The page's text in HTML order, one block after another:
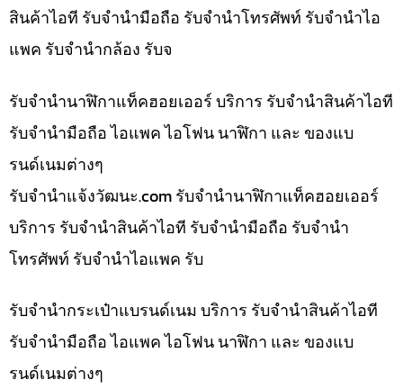
สินค้าไอที รับจำนำมือถือ รับจำนำโทรศัพท์ รับจำนำไอ
แพค รับจำนำกล้อง รับจ
รับจำนำนาฬิกาแท็คฮอยเออร์ บริการ รับจำนำสินค้าไอที
รับจำนำมือถือ ไอแพค ไอโฟน นาฬิกา และ ของแบ
รนด์เนมต่างๆ
รับจํานําแจ้งวัฒนะ.com รับจำนำนาฬิกาแท็คฮอยเออร์
บริการ รับจำนำสินค้าไอที รับจำนำมือถือ รับจำนำ
โทรศัพท์ รับจำนำไอแพค รับ
รับจำนำกระเป๋าแบรนด์เนม บริการ รับจำนำสินค้าไอที
รับจำนำมือถือ ไอแพค ไอโฟน นาฬิกา และ ของแบ
รนด์เนมต่างๆ